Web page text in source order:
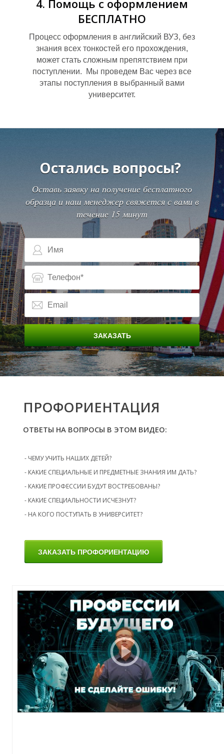
У
С
4. Помощь с оформлением
БЕСПЛАТНО
Процесс оформления в английский ВУЗ, без
знания всех тонкостей его прохождения,
может стать сложным препятствием при
поступлении. Мы проведем Вас через все
этапы поступления в выбранный вами
университет.
Остались вопросы?
Оставь заявку на получение бесплатного
образца и наш менеджер свяжется с вами в
течение 15 минут
ЗАКАЗАТЬ
ПРОФОРИЕНТАЦИЯ
ОТВЕТЫ НА ВОПРОСЫ В ЭТОМ ВИДЕО:
- ЧЕМУ УЧИТЬ НАШИХ ДЕТЕЙ?
- КАКИЕ СПЕЦИАЛЬНЫЕ И ПРЕДМЕТНЫЕ ЗНАНИЯ ИМ ДАТЬ?
- КАКИЕ ПРОФЕССИИ БУДУТ ВОСТРЕБОВАНЫ?
- КАКИЕ СПЕЦИАЛЬНОСТИ ИСЧЕЗНУТ?
- НА КОГО ПОСТУПАТЬ В УНИВЕРСИТЕТ?
ЗАКАЗАТЬ ПРОФОРИЕНТАЦИЮ